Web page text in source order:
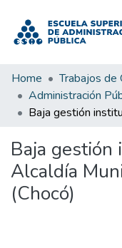
Home Trabajos de
Baja gestión
Alcaldía
(Chocó)